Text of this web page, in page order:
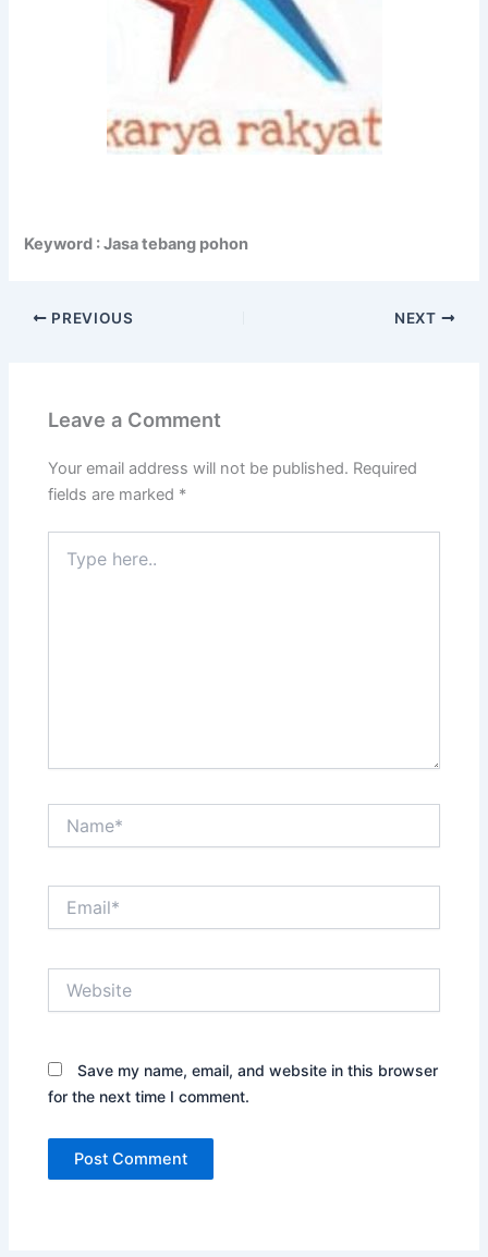
Keyword : Jasa tebang pohon
PREVIOUS NEXT
Leave a Comment
Your email address will not be published. Required
fields are marked *
here..
Save my name, email, and website in this browser
for the next time I comment.